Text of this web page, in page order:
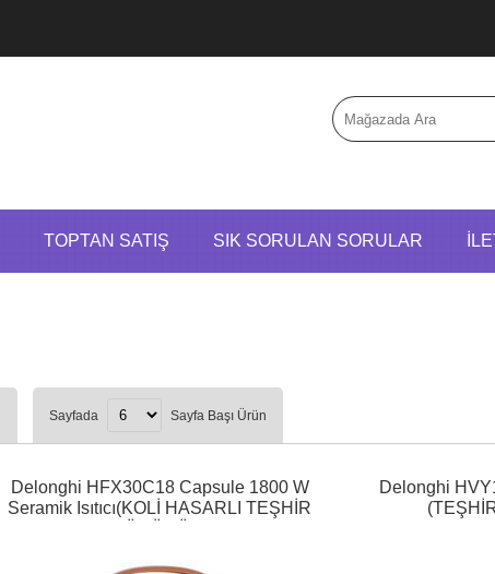
TOPTAN SATIŞ SIK SORULAN SORULAR
Sayfada Sayfa Başı Ürün
Delonghi HFX30C18 Capsule 1800 W
Seramik Isıtıcı(KOLİ HASARLI TEŞHİR
Delonghi